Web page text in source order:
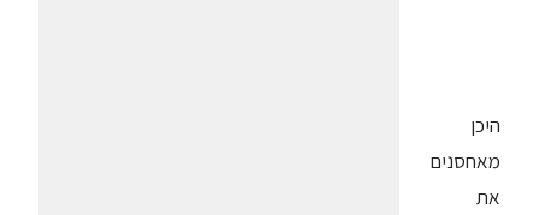
היכן
מאחסנים
את